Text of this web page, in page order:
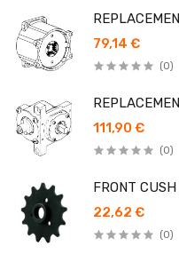
79,14 €
(0)
111,90 €
(0)
FRONT
22,62 €
(0)